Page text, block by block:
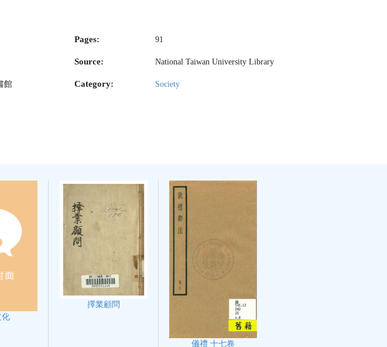
Pages: 91
Source: National Taiwan University Library
館 Category: Society
化
擇業顧問
儀禮 十七卷